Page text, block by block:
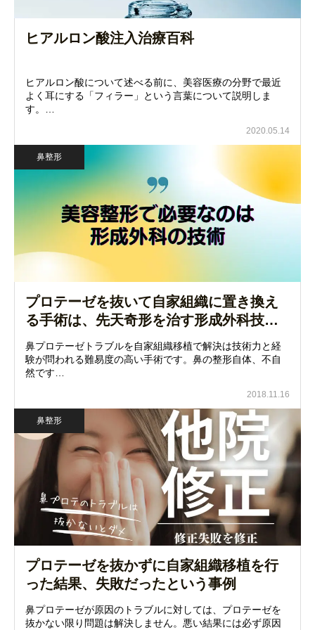
ヒアルロン酸注入治療百科
ヒアルロン酸について述べる前に、美容医療の分野で最近
よく耳にする「フィラー」という言葉について説明しま
す。…
2020.05.14
鼻整形
プロテーゼを抜いて自家組織に置き換え
る手術は、先天奇形を治す形成外科技…
鼻プロテーゼトラブルを自家組織移植で解決は技術力と経
験が問われる難易度の高い手術です。鼻の整形自体、不自
然です…
2018.11.16
鼻整形
プロテーゼを抜かずに自家組織移植を行
った結果、失敗だったという事例
鼻プロテーゼが原因のトラブルに対しては、プロテーゼを
抜かない限り問題は解決しません。悪い結果には必ず原因